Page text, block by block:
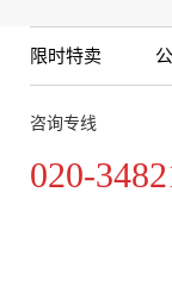
限时特卖
咨询专线
020-